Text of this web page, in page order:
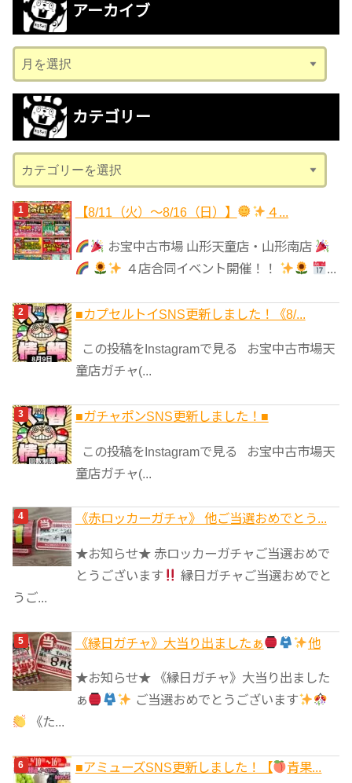
アーカイブ
ー
カ
ブ
カテゴリー
テ
ゴ
リ
ー
【8/11（火）～8/16（日）】 ４...
お宝中古市場 山形天童店・山形南店
４店合同イベント開催！！
...
■カプセルトイSNS更新しました！《8/...
この投稿をInstagramで見る お宝中古市場天
童店ガチャ(...
■ガチャポンSNS更新しました！■
この投稿をInstagramで見る お宝中古市場天
童店ガチャ(...
《赤ロッカーガチャ》 他ご当選おめでとう...
★お知らせ★ 赤ロッカーガチャご当選おめで
とうございます
縁日ガチャご当選おめでと
うご...
《縁日ガチャ》大当り出ましたぁ 他
★お知らせ★ 《縁日ガチャ》大当り出ました
ぁ
ご当選おめでとうございます
《た...
■アミューズSNS更新しました！【 青果...